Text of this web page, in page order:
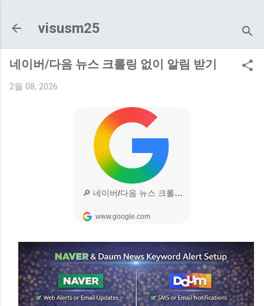
visusm25
네이버/다음 뉴스 크롤링 없이 알림 받기
2월 08, 2026